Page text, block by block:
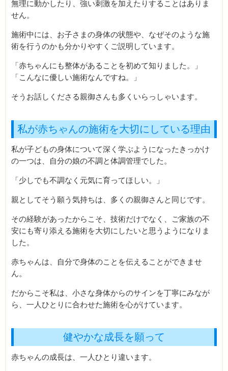
無理に動かしたり、強い刺激を加えたりすることはありま
せん。
施術中には、お子さまの身体の状態や、なぜそのような施
術を行うのかも分かりやすくご説明しています。
「赤ちゃんにも整体があることを初めて知りました。」
「こんなに優しい施術なんですね。」
そうお話しくださる親御さんも多くいらっしゃいます。
私が赤ちゃんの施術を大切にしている理由
私が子どもの身体について深く学ぶようになったきっかけ
の一つは、自分の娘の不調と体調管理でした。
「少しでも不調なく元気に育ってほしい。」
親としてそう願う気持ちは、多くの親御さんと同じです。
その経験があったからこそ、技術だけでなく、ご家族の不
安にも寄り添える施術を大切にしたいと思うようになりま
した。
赤ちゃんは、自分で身体のことを伝えることができませ
ん。
だからこそ私は、小さな身体からのサインを丁寧にみなが
ら、一人ひとりに合わせた施術を心がけています。
健やかな成長を願って
赤ちゃんの成長は、一人ひとり違います。